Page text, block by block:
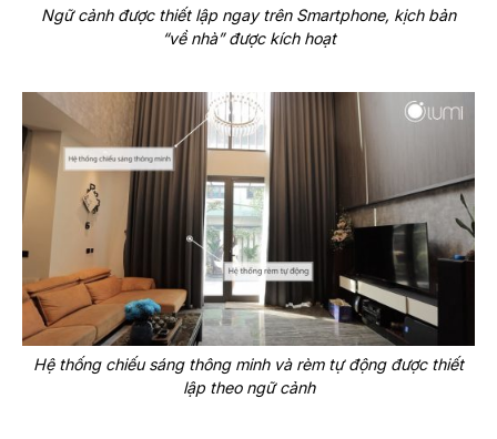
Ngữ cảnh được thiết lập ngay trên Smartphone, kịch bản
“về nhà” được kích hoạt
Hệ thống chiếu sáng thông minh và rèm tự động được thiết
lập theo ngữ cảnh